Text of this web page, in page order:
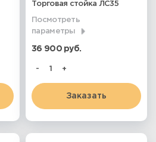
Торговая стойка ЛС35
Посмотреть
параметры
36 900 руб.
Заказать
- +